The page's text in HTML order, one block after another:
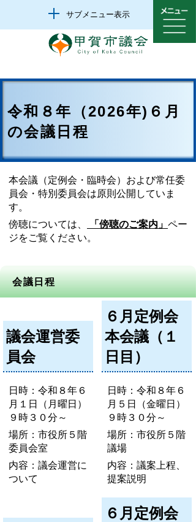
サブメニュー表示
令和８年（2026年)６月
の会議日程
本会議（定例会・臨時会）および常任委
員会・特別委員会は原則公開していま
す。
傍聴については、
「傍聴のご案内」 ペー
ジをご覧ください。
会議日程
議会運営委
員会
日時：令和８年６
月１日（月曜日）
９時３０分～
場所：市役所５階
委員会室
内容：議会運営に
ついて
６月定例会
本会議（１
日目）
日時：令和８年６
月５日（金曜日）
９時３０分～
場所：市役所５階
議場
内容：議案上程、
提案説明
６月定例会